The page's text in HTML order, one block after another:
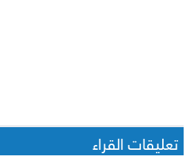
تعليقات القراء